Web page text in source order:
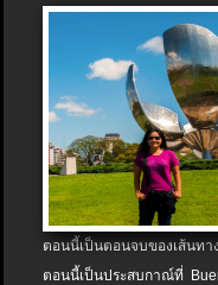
ตอนนี้เป็นตอนจบของเส้นท
ตอนนี้เป็นประสบกาณ์ที่